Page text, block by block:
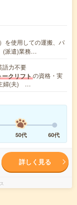
を使用しての運搬、パ
(派遣)業務…
語力不要
ークリフトの資格・実
主婦(夫) …
50代 60代
詳しく見る